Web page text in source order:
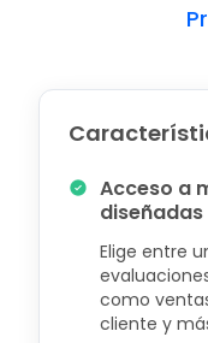
Acceso a
Elige entre
como
cliente y